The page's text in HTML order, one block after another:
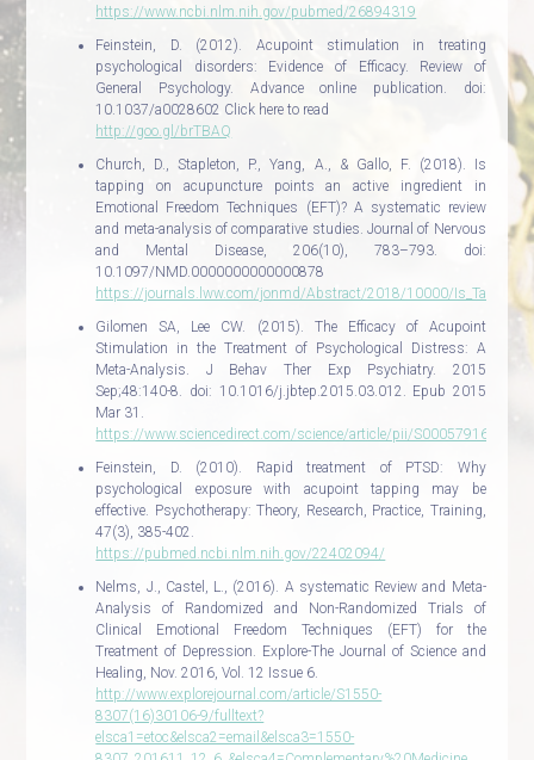
https://www.ncbi.nlm.nih.gov/pubmed/26894319
Feinstein, D. (2012). Acupoint stimulation in treating
psychological disorders: Evidence of Efficacy. Review of
General Psychology. Advance online publication. doi:
10.1037/a0028602 Click here to read
http://goo.gl/brTBAQ
Church, D., Stapleton, P., Yang, A., & Gallo, F. (2018). Is
tapping on acupuncture points an active ingredient in
Emotional Freedom Techniques (EFT)? A systematic review
and meta-analysis of comparative studies. Journal of Nervous
and Mental Disease, 206(10), 783–793. doi:
10.1097/NMD.0000000000000878
https://journals.lww.com/jonmd/Abstract/2018/10000/
Gilomen SA, Lee CW. (2015). The Efficacy of Acupoint
Stimulation in the Treatment of Psychological Distress: A
Meta-Analysis. J Behav Ther Exp Psychiatry. 2015
Sep;48:140-8. doi: 10.1016/j.jbtep.2015.03.012. Epub 2015
Mar 31.
https://www.sciencedirect.com/science/article/pii/
Feinstein, D. (2010). Rapid treatment of PTSD: Why
psychological exposure with acupoint tapping may be
effective. Psychotherapy: Theory, Research, Practice, Training,
47(3), 385-402.
https://pubmed.ncbi.nlm.nih.gov/22402094/
Nelms, J., Castel, L., (2016). A systematic Review and Meta-
Analysis of Randomized and Non-Randomized Trials of
Clinical Emotional Freedom Techniques (EFT) for the
Treatment of Depression. Explore-The Journal of Science and
Healing, Nov. 2016, Vol. 12 Issue 6.
http://www.explorejournal.com/article/S1550-
8307(16)30106-9/fulltext?
elsca1=etoc&elsca2=email&elsca3=1550-